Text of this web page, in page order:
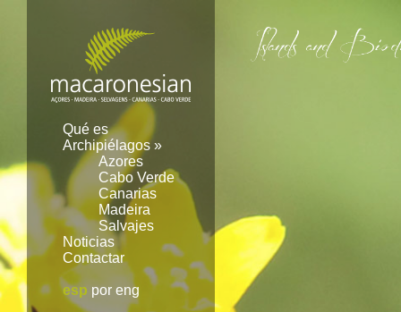
Qué es
Archipiélagos »
Azores
Cabo Verde
Canarias
Madeira
Salvajes
Noticias
Contactar
esp por eng